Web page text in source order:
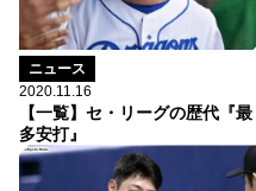
ニュース
2020.11.16
【一覧】セ・リーグの歴代『最
多安打』